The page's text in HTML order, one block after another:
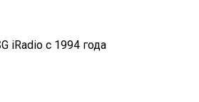
iRadio с 1994 года